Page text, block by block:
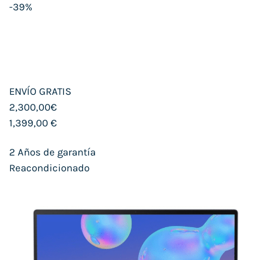
-39%
ENVÍO GRATIS
2,300,00€
1,399,00 €
2 Años de garantía
Reacondicionado